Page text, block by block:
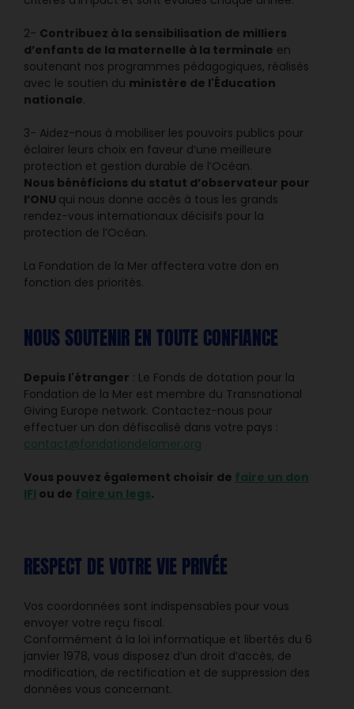
2- Contribuez à la sensibilisation de milliers
d’enfants de la maternelle à la terminale en
soutenant nos programmes pédagogiques, réalisés
avec le soutien du ministère de l'Éducation
nationale.
3- Aidez-nous à mobiliser les pouvoirs publics pour
éclairer leurs choix en faveur d’une meilleure
protection et gestion durable de l’Océan.
Nous bénéficions du statut d’observateur pour
l’ONU qui nous donne accès à tous les grands
rendez-vous internationaux décisifs pour la
protection de l’Océan.
La Fondation de la Mer affectera votre don en
fonction des priorités.
NOUS SOUTENIR EN TOUTE CONFIANCE
Depuis l'étranger : Le Fonds de dotation pour la
Fondation de la Mer est membre du Transnational
Giving Europe network. Contactez-nous pour
effectuer un don défiscalisé dans votre pays :
contact@fondationdelamer.org
Vous pouvez également choisir defaire un don
IFIou defaire un legs.
RESPECT DE VOTRE VIE PRIVÉE
Vos coordonnées sont indispensables pour vous
envoyer votre reçu fiscal.
Conformément à la loi informatique et libertés du 6
janvier 1978, vous disposez d’un droit d’accès, de
modification, de rectification et de suppression des
données vous concernant.